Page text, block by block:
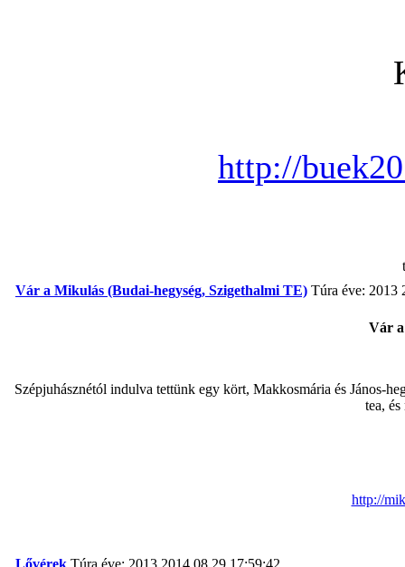
http://
Vár a Mikulás (Budai-hegység, Szigethalmi TE) Túra éve: 2013
Vár
Szépjuhásznétól indulva tettünk egy kört, Makkosmária és János-
tea,
http://
Lővérek Túra éve: 2013 2014.08.29 17:59:42